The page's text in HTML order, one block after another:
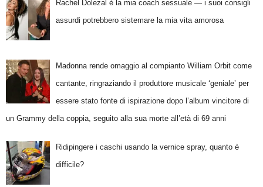
Rachel Dolezal è la mia coach sessuale — i suoi consigli
assurdi potrebbero sistemare la mia vita amorosa
Madonna rende omaggio al compianto William Orbit come
cantante, ringraziando il produttore musicale ‘geniale’ per
essere stato fonte di ispirazione dopo l’album vincitore di
un Grammy della coppia, seguito alla sua morte all’età di 69 anni
Ridipingere i caschi usando la vernice spray, quanto è
difficile?